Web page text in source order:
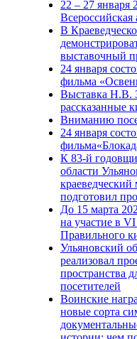
22 – 27 января
В
выставочный
24 января
фильма
Выставка Н.В.
рассказанные
Вниманию
24 января
К 83-й
области
подготовил
До 15 марта
на участие в
Правильного
Ульяновский
реализовал
пространства
посетителей
Воинские
новые сорта